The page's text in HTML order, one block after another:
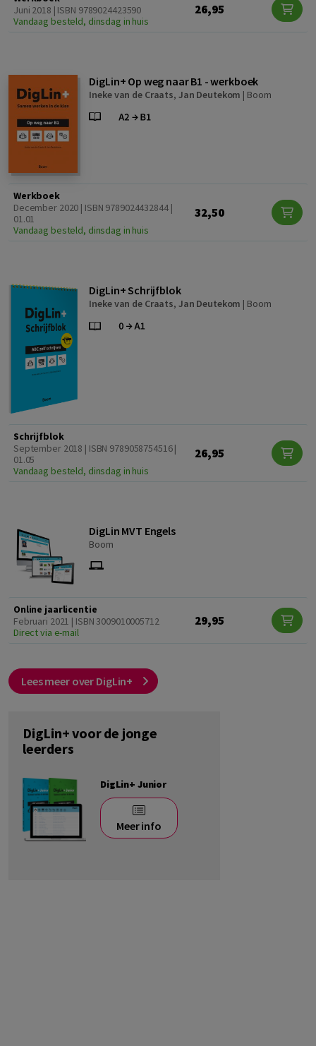
Juni 2018 | ISBN 9789024423590
Vandaag besteld, dinsdag in huis
26,95
DigLin+ Op weg naar B1 - werkboek
Ineke van de Craats, Jan Deutekom | Boom
Werkboek
December 2020 | ISBN 9789024432844 |
01.01
Vandaag besteld, dinsdag in huis
32,50
DigLin+ Schrijfblok
Ineke van de Craats, Jan Deutekom | Boom
Schrijfblok
September 2018 | ISBN 9789058754516 |
01.05
Vandaag besteld, dinsdag in huis
26,95
DigLin MVT Engels
Boom
Online jaarlicentie
Februari 2021 | ISBN 3009010005712
Direct via e-mail
29,95
Lees meer over DigLin+
DigLin+ voor de jonge
leerders
DigLin+ Junior
Meer info